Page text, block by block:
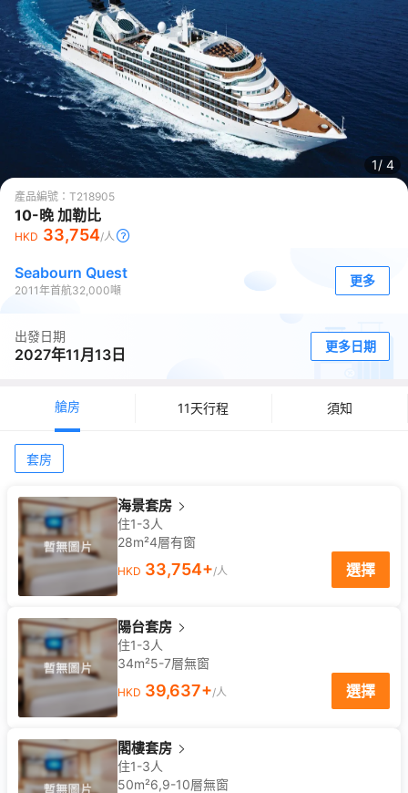
1/ 4
產品編號： T218905
10-晚 加勒比
HKD 33,754/人
Seabourn Quest
2011年首航32,000噸
更多
出發日期
2027年11月13日 更多日期
艙房 11天行程 須知
套房
海景套房
住1-3人
28m²4層有窗
HKD 33,754+/人 選擇
陽台套房
住1-3人
34m²5-7層無窗
HKD 39,637+/人 選擇
閣樓套房
住1-3人
50m²6,9-10層無窗